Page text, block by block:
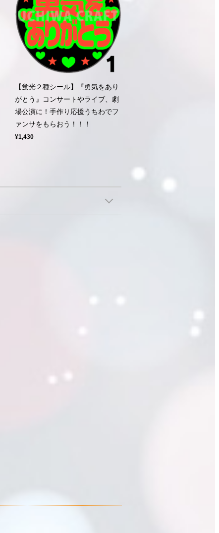
【蛍光２種シール】『勇気をあり
がとう』コンサートやライブ、劇
場公演に！手作り応援うちわでフ
ァンサをもらおう！！！
¥1,430